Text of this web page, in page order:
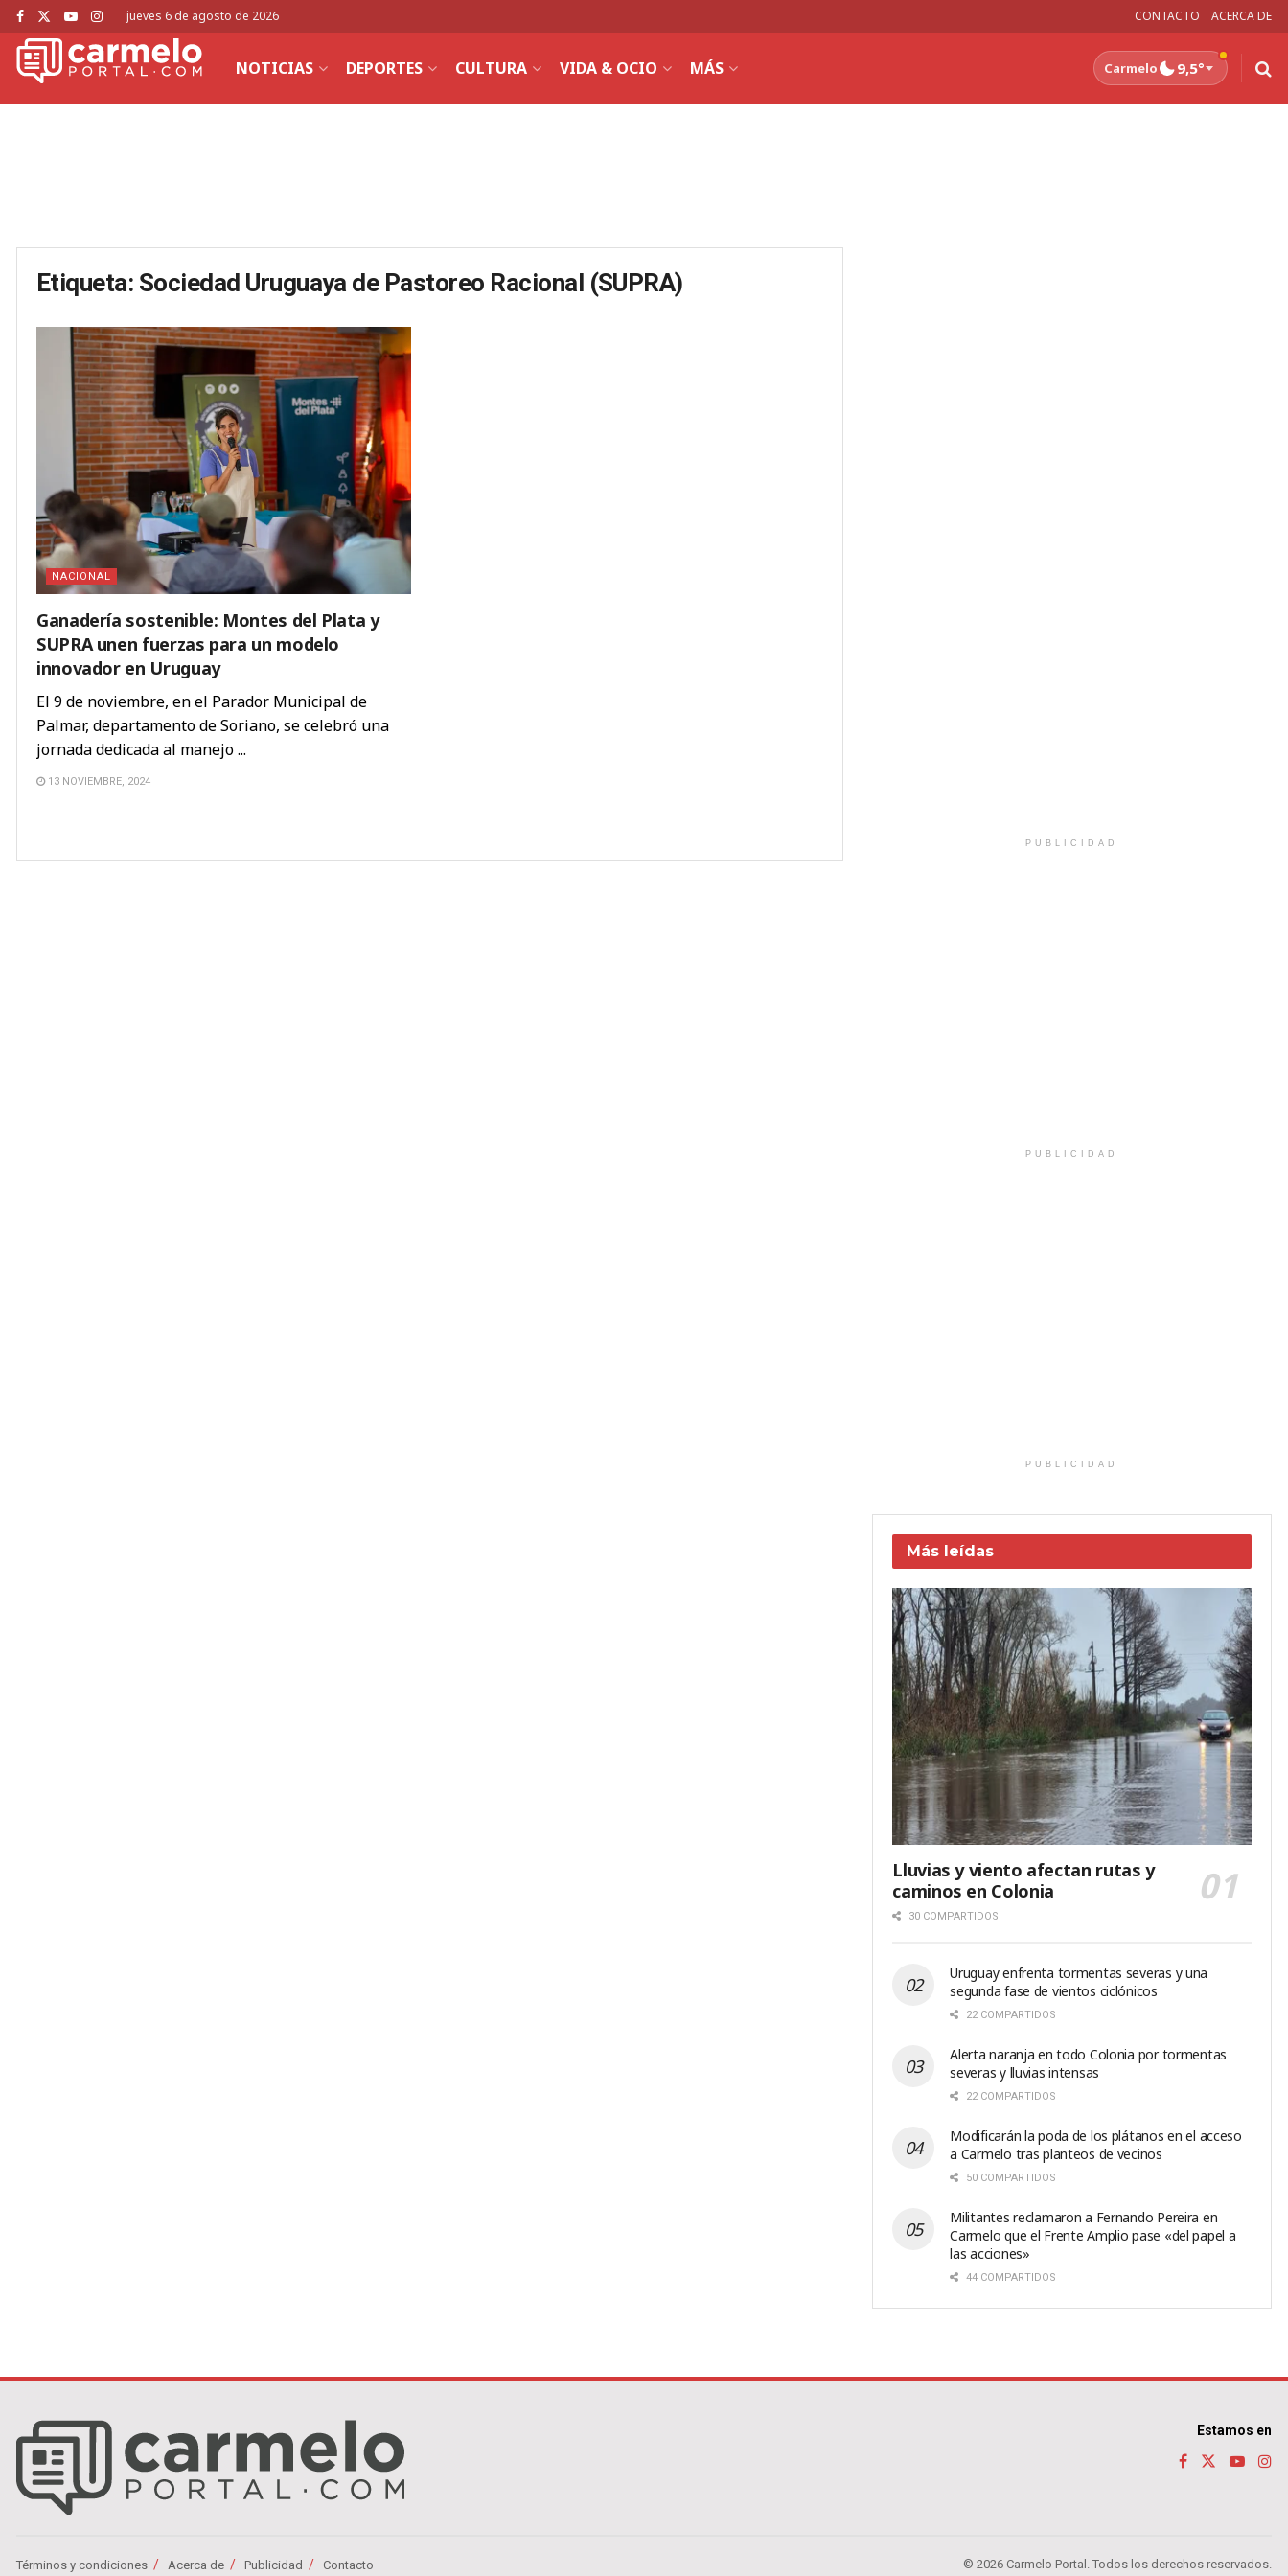
jueves 6 de agosto de 2026 CONTACTO ACERCA DE
NOTICIAS DEPORTES CULTURA VIDA & OCIO MÁS Carmelo 9,5°
Etiqueta: Sociedad Uruguaya de Pastoreo Racional (SUPRA)
NACIONAL
Ganadería sostenible: Montes del Plata y
SUPRA unen fuerzas para un modelo
innovador en Uruguay
El 9 de noviembre, en el Parador Municipal de
Palmar, departamento de Soriano, se celebró una
jornada dedicada al manejo ...
13 NOVIEMBRE, 2024
PUBLICIDAD
PUBLICIDAD
PUBLICIDAD
Más leídas
Lluvias y viento afectan rutas y
caminos en Colonia
30 COMPARTIDOS
Uruguay enfrenta tormentas severas y una
segunda fase de vientos ciclónicos
22 COMPARTIDOS
Alerta naranja en todo Colonia por tormentas
severas y lluvias intensas
22 COMPARTIDOS
Modificarán la poda de los plátanos en el acceso
a Carmelo tras planteos de vecinos
50 COMPARTIDOS
Militantes reclamaron a Fernando Pereira en
Carmelo que el Frente Amplio pase «del papel a
las acciones»
44 COMPARTIDOS
Estamos en
Términos y condiciones Acerca de Publicidad Contacto © 2026 Carmelo Portal. Todos los derechos reservados.